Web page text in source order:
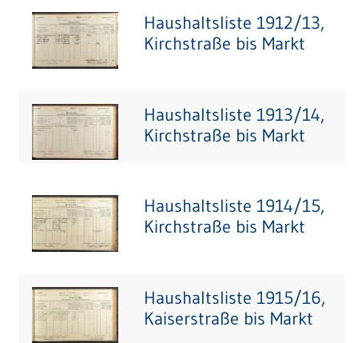
Haushaltsliste 1912/13,
Kirchstraße bis Markt
Haushaltsliste 1913/14,
Kirchstraße bis Markt
Haushaltsliste 1914/15,
Kirchstraße bis Markt
Haushaltsliste 1915/16,
Kaiserstraße bis Markt